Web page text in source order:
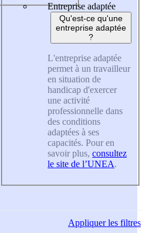
Entreprise adaptée
Qu'est-ce qu'une
entreprise adaptée
?
L'entreprise adaptée
permet à un travailleur
en situation de
handicap d'exercer
une activité
professionnelle dans
des conditions
adaptées à ses
capacités. Pour en
savoir plus, consultez
le site de l’UNEA.
Appliquerles filtres